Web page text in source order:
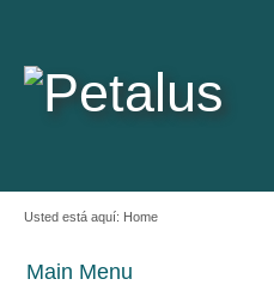
Usted está aquí: Home
Main Menu